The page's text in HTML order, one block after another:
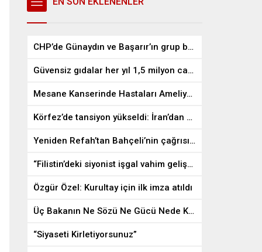
CHP’de Günaydın ve Başarır’ın grup başkanvekilliği düştü
Güvensiz gıdalar her yıl 1,5 milyon can alıyor
Mesane Kanserinde Hastaları Ameliyattan Kurtaran İlaç
Körfez’de tansiyon yükseldi: İran’dan ABD üslerine misilleme
Yeniden Refah’tan Bahçeli’nin çağrısına destek
“Filistin’deki siyonist işgal vahim gelişmelere gebe”
Özgür Özel: Kurultay için ilk imza atıldı
Üç Bakanın Ne Sözü Ne Gücü Nede Kudreti Yetmedi
“Siyaseti Kirletiyorsunuz”